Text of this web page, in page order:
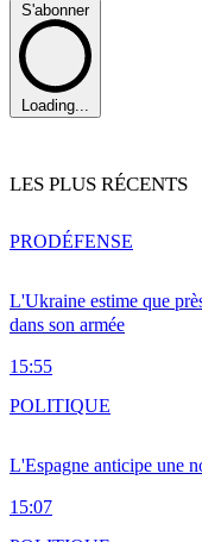
S'abonner
Loading...
LES PLUS RÉCENTS
L'Ukraine estime que
dans son armée
15:55
PRODÉFENSE
L'Espagne anticipe une
15:07
POLITIQUE